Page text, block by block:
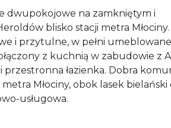
dwupokojowe na zamkniętym i
blisko stacji metra Młociny.
i przytulne, w pełni
z kuchnią w zabudowie z
przestronna łazienka. Dobra
Młociny, obok lasek bielański
usługowa.